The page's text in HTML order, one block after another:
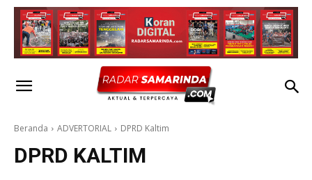
Beranda ADVERTORIAL DPRD Kaltim
DPRD KALTIM